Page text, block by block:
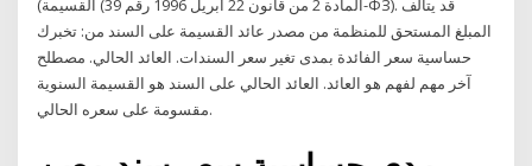
القسيمة) (المادة 2 من قانون 22 أبريل 1996 رقم 39-ФЗ). قد يتألف
المبلغ المستحق للمنظمة من مصدر عائد القسيمة على السند من: تخبرك
حساسية سعر الفائدة بمدى تغير سعر السندات. العائد الحالي. مصطلح
آخر مهم لفهم هو العائد. العائد الحالي على السند هو القسيمة السنوية
مقسومة على سعره الحالي.